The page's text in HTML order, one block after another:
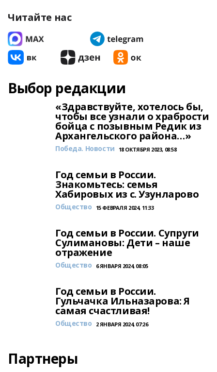
Читайте нас
Выбор редакции
«Здравствуйте, хотелось бы,
чтобы все узнали о храбрости
бойца с позывным Редик из
Архангельского района…»
Победа. Новости 18 ОКТЯБРЯ 2023, 08:58
Год семьи в России.
Знакомьтесь: семья
Хабировых из с. Узунларово
Общество 15 ФЕВРАЛЯ 2024, 11:33
Год семьи в России. Супруги
Сулимановы: Дети – наше
отражение
Общество 6 ЯНВАРЯ 2024, 08:05
Год семьи в России.
Гульчачка Ильназарова: Я
самая счастливая!
Общество 2 ЯНВАРЯ 2024, 07:26
Партнеры